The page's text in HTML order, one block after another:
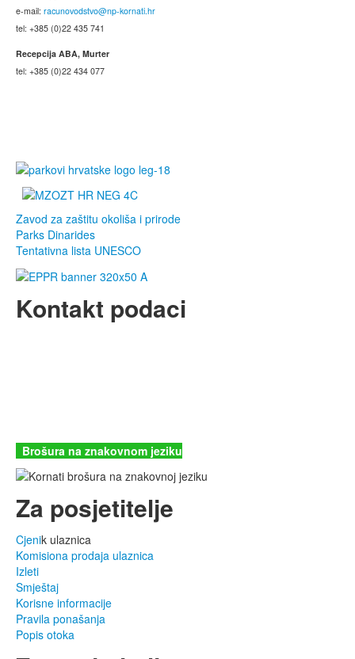
e-mail: racunovodstvo@np-kornati.hr
tel: +385 (0)22 435 741
Recepcija ABA, Murter
tel: +385 (0)22 434 077
Zavod za zaštitu okoliša i prirode
Parks Dinarides
Tentativna lista UNESCO
Kontakt podaci
Brošura na znakovnom jeziku
Za posjetitelje
Cjenik ulaznica
Komisiona prodaja ulaznica
Izleti
Smještaj
Korisne informacije
Pravila ponašanja
Popis otoka